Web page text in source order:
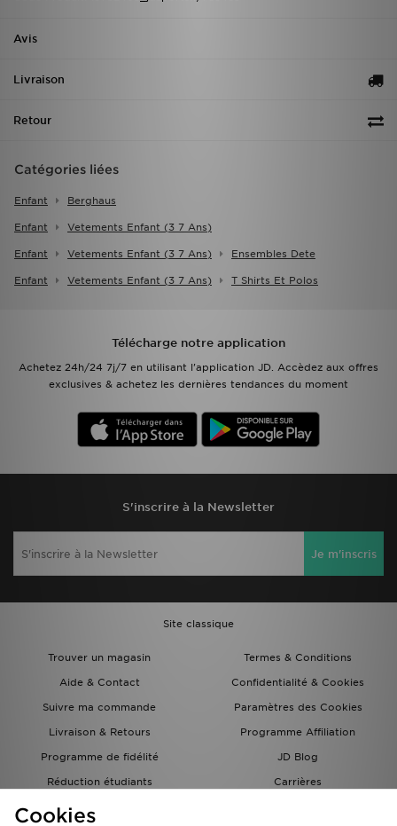
Avis
Livraison
Retour
Catégories liées
Enfant Berghaus
Enfant Vetements Enfant (3 7 Ans)
Enfant Vetements Enfant (3 7 Ans) Ensembles Dete
Enfant Vetements Enfant (3 7 Ans) T Shirts Et Polos
Télécharge notre application
Achetez 24h/24 7j/7 en utilisant l'application JD. Accèdez aux offres
exclusives & achetez les dernières tendances du moment
S'inscrire à la Newsletter
Je m'inscris
Site classique
Trouver un magasin
Termes & Conditions
Aide & Contact
Confidentialité & Cookies
Suivre ma commande
Paramètres des Cookies
Livraison & Retours
Programme Affiliation
Programme de fidélité
JD Blog
Réduction étudiants
Carrières
Carte Cadeau
Cookies